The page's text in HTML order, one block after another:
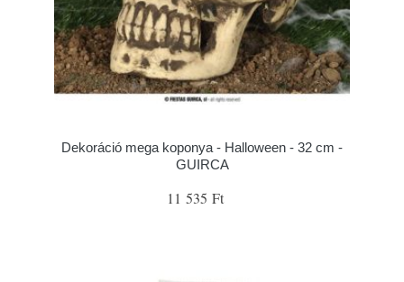
Dekoráció mega koponya - Halloween - 32 cm -
GUIRCA
11 535 Ft